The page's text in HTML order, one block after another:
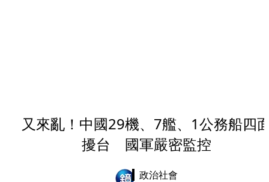
又來亂！中國29機、7艦、1公務船四
擾台 國軍嚴密監控
政治社會